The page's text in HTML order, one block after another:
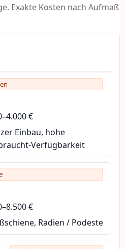
Exakte Kosten nach Aufmaß
€
Einbau, hohe
Verfügbarkeit
€
Radien / Podeste